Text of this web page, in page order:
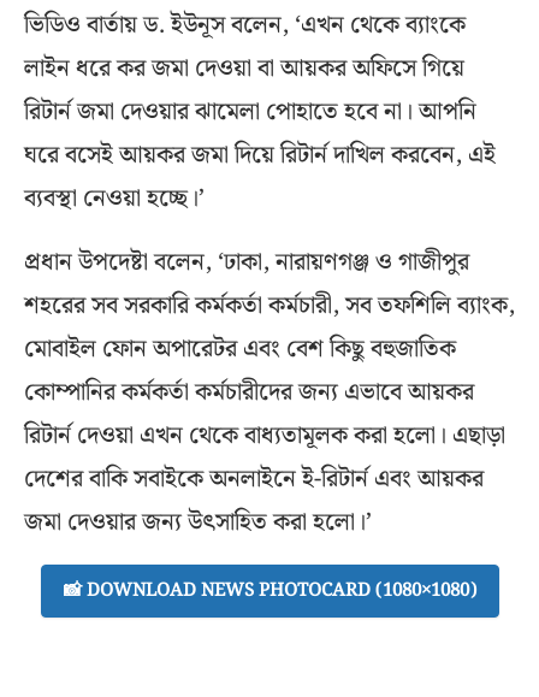
ভিডিও বার্তায় ড. ইউনূস বলেন, ‘এখন থেকে ব্যাংকে
লাইন ধরে কর জমা দেওয়া বা আয়কর অফিসে গিয়ে
রিটার্ন জমা দেওয়ার ঝামেলা পোহাতে হবে না। আপনি
ঘরে বসেই আয়কর জমা দিয়ে রিটার্ন দাখিল করবেন, এই
ব্যবস্থা নেওয়া হচ্ছে।’
প্রধান উপদেষ্টা বলেন, ‘ঢাকা, নারায়ণগঞ্জ ও গাজীপুর
শহরের সব সরকারি কর্মকর্তা কর্মচারী, সব তফশিলি ব্যাংক,
মোবাইল ফোন অপারেটর এবং বেশ কিছু বহুজাতিক
কোম্পানির কর্মকর্তা কর্মচারীদের জন্য এভাবে আয়কর
রিটার্ন দেওয়া এখন থেকে বাধ্যতামূলক করা হলো। এছাড়া
দেশের বাকি সবাইকে অনলাইনে ই-রিটার্ন এবং আয়কর
জমা দেওয়ার জন্য উৎসাহিত করা হলো।’
📸 DOWNLOAD NEWS PHOTOCARD (1080×1080)